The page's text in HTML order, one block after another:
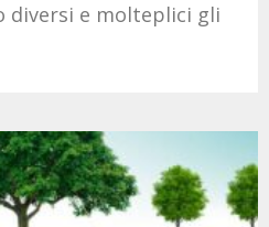
diversi e molteplici gli